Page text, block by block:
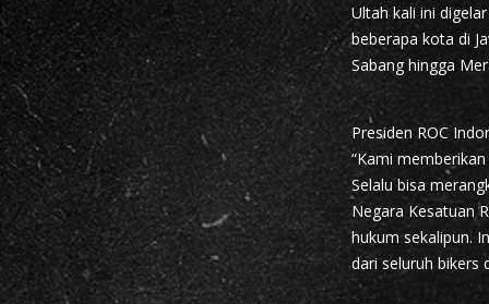
Ultah kali ini
beberapa kota di
Sabang hingga
Presiden ROC
“Kami
Selalu bisa
Negara Kesatuan
hukum sekalipun.
dari seluruh bikers